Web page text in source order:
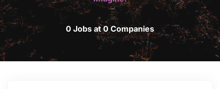
0 Jobs at 0 Companies